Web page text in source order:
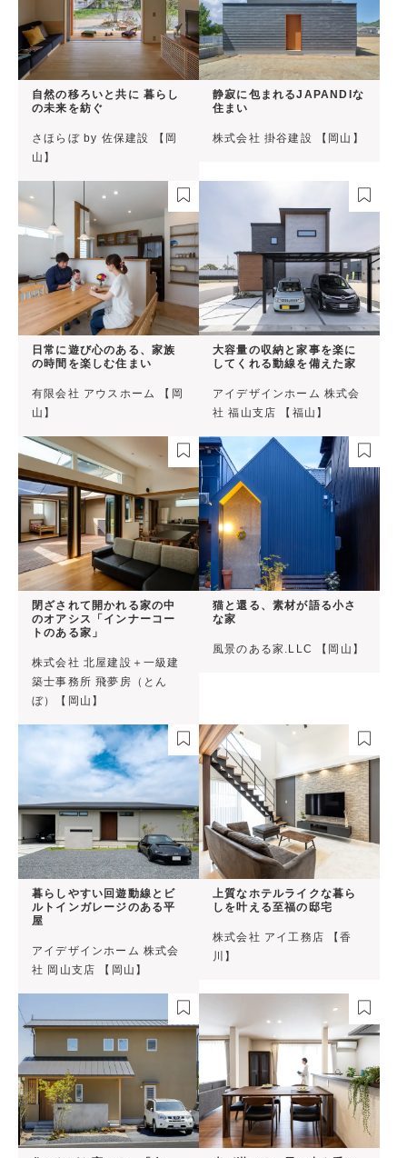
自然の移ろいと共に 暮らし
の未来を紡ぐ
さほらぼ by 佐保建設 【岡
山】
静寂に包まれるJAPANDIな
住まい
株式会社 掛谷建設 【岡山】
日常に遊び心のある、家族
の時間を楽しむ住まい
有限会社 アウスホーム 【岡
山】
大容量の収納と家事を楽に
してくれる動線を備えた家
アイデザインホーム 株式会
社 福山支店 【福山】
閉ざされて開かれる家の中
のオアシス「インナーコー
トのある家」
株式会社 北屋建設＋一級建
築士事務所 飛夢房（とん
ぼ）【岡山】
猫と還る、素材が語る小さ
な家
風景のある家.LLC 【岡山】
暮らしやすい回遊動線とビ
ルトインガレージのある平
屋
アイデザインホーム 株式会
社 岡山支店 【岡山】
上質なホテルライクな暮ら
しを叶える至福の邸宅
株式会社 アイ工務店 【香
川】